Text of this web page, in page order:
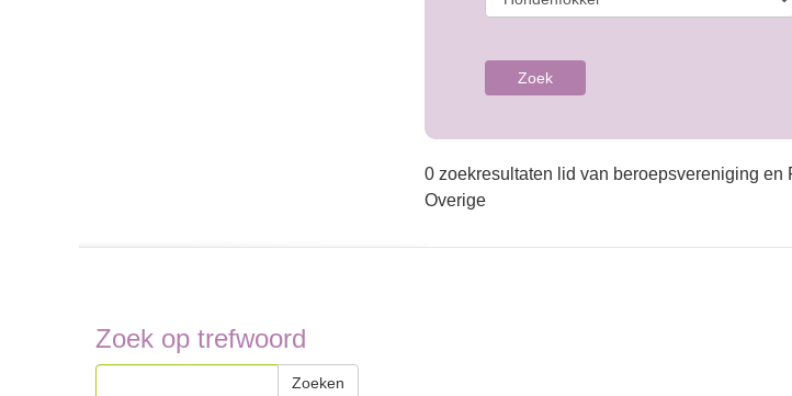
Zoek
0 zoekresultaten lid van beroepsvereniging en
Overige
Zoek op trefwoord
Zoeken